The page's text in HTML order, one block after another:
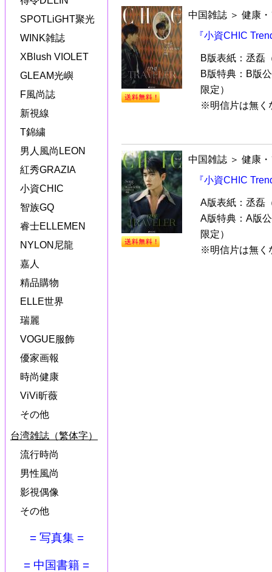
SPOTLiGHT聚光
WINK雑誌
XBlush VIOLET
GLEAM光嶼
F風尚誌
新視線
T錦繍
男人風尚LEON
紅秀GRAZIA
小資CHIC
智族GQ
睿士ELLEMEN
NYLON尼龍
嘉人
精品購物
ELLE世界
瑞麗
VOGUE服飾
優家画報
時尚健康
ViVi昕薇
その他
台湾雑誌（繁体字）
流行時尚
男性風尚
影視偶像
その他
= 写真集 =
= 中国書籍 =
中国雑誌 ＞ 健康
『小資CHIC
B版表紙：丞磊
B版特典：B版
限定）
※明信片は無く
中国雑誌 ＞ 健康
『小資CHIC
A版表紙：丞磊
A版特典：A版
限定）
※明信片は無く